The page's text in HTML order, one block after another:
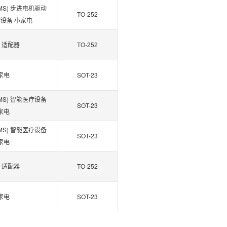
步进电机驱动
备 小家电
TO-252
配器 TO-252
电 SOT-23
智能医疗设备
电
SOT-23
智能医疗设备
电
SOT-23
配器 TO-252
电 SOT-23